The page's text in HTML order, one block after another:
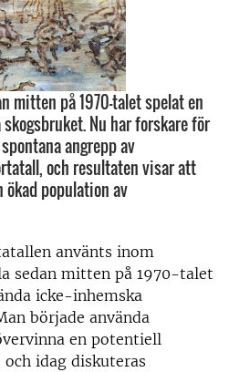
mitten på 1970-talet spelat en
Nu har forskare för
angrepp av
och resultaten visar att
population av
använts inom
sedan mitten på 1970-talet
icke-inhemska
började använda
en potentiell
idag diskuteras